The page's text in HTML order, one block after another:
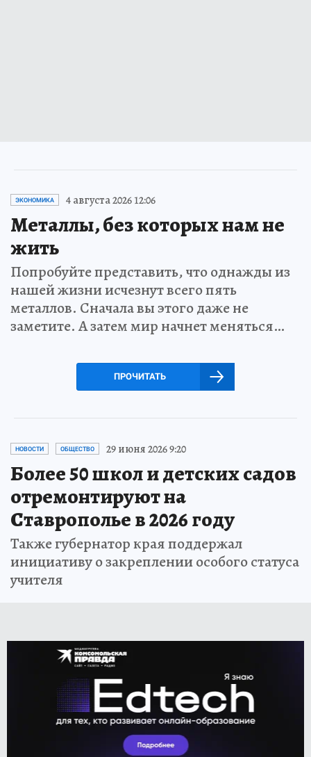
ЭКОНОМИКА 4 августа 2026 12:06
Металлы, без которых нам не
жить
Попробуйте представить, что однажды из
нашей жизни исчезнут всего пять
металлов. Сначала вы этого даже не
заметите. А затем мир начнет меняться…
ПРОЧИТАТЬ
НОВОСТИ ОБЩЕСТВО 29 июня 2026 9:20
Более 50 школ и детских садов
отремонтируют на
Ставрополье в 2026 году
Также губернатор края поддержал
инициативу о закреплении особого статуса
учителя